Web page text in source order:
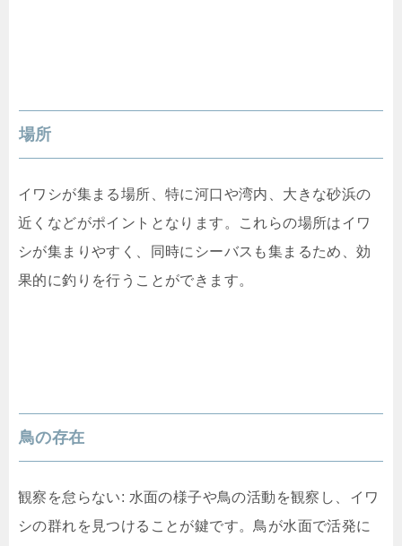
場所
イワシが集まる場所、特に河口や湾内、大きな砂浜の
近くなどがポイントとなります。これらの場所はイワ
シが集まりやすく、同時にシーバスも集まるため、効
果的に釣りを行うことができます。
鳥の存在
観察を怠らない: 水面の様子や鳥の活動を観察し、イワ
シの群れを見つけることが鍵です。鳥が水面で活発に